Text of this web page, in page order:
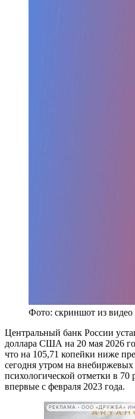
Фото: скриншот из видео
Центральный банк России
доллара США на 20 мая 2026
что на 105,71 копейки ниже
сегодня утром на
психологической отметки в
впервые с февраля 2023 года.
РЕКЛАМА • ООО «ДРУЖБА»